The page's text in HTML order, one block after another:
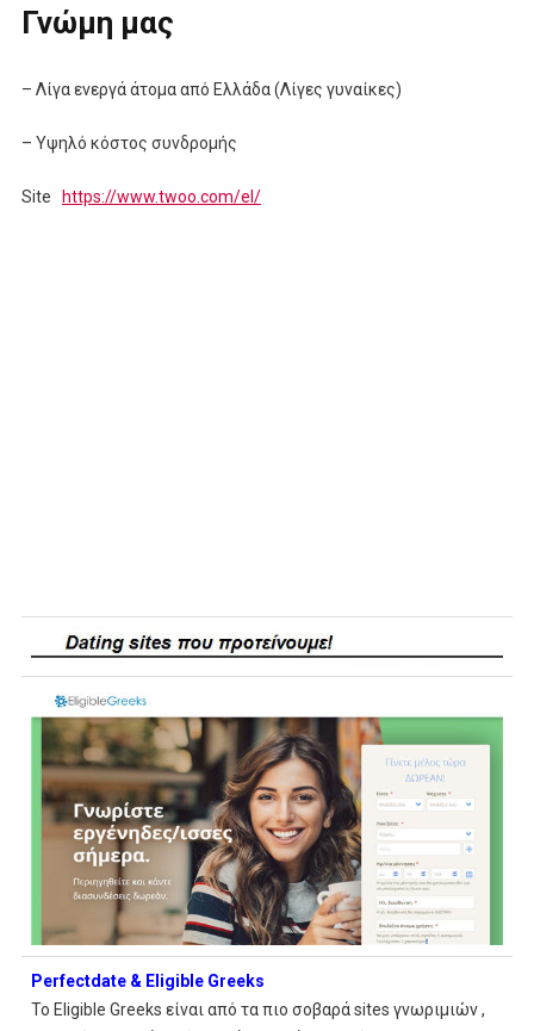
Γνώμη μας
– Λίγα ενεργά άτομα από Ελλάδα (Λίγες γυναίκες)
– Υψηλό κόστος συνδρομής
Site https://www.twoo.com/el/
Perfectdate & Eligible Greeks
Το Eligible Greeks είναι από τα πιο σοβαρά sites γνωριμιών ,